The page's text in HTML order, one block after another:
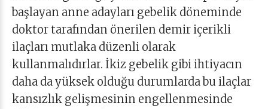
başlayan anne adayları gebelik döneminde
doktor tarafından önerilen demir içerikli
ilaçları mutlaka düzenli olarak
kullanmalıdırlar. İkiz gebelik gibi ihtiyacın
daha da yüksek olduğu durumlarda bu ilaçlar
kansızlık gelişmesinin engellenmesinde